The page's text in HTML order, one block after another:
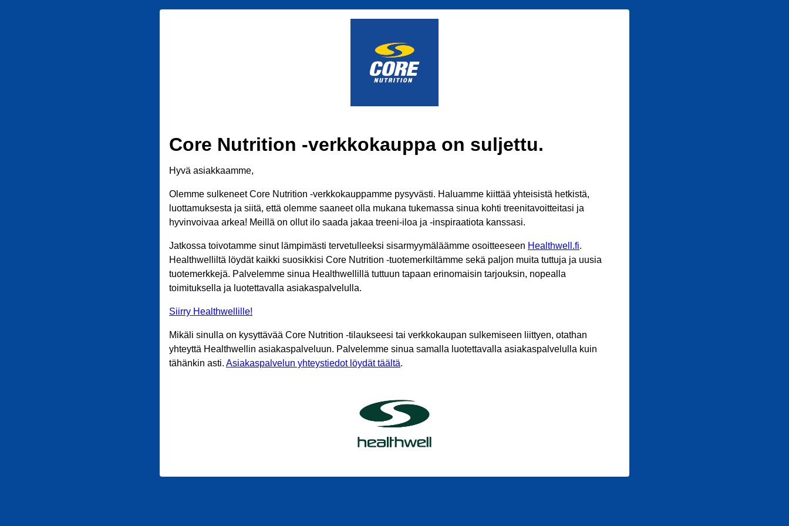
Core Nutrition -verkkokauppa on suljettu.
Hyvä asiakkaamme,
Olemme sulkeneet Core Nutrition -verkkokauppamme pysyvästi. Haluamme kiittää yhteisistä hetkistä,
luottamuksesta ja siitä, että olemme saaneet olla mukana tukemassa sinua kohti treenitavoitteitasi ja
hyvinvoivaa arkea! Meillä on ollut ilo saada jakaa treeni-iloa ja -inspiraatiota kanssasi.
Jatkossa toivotamme sinut lämpimästi tervetulleeksi sisarmyymäläämme osoitteeseen Healthwell.fi.
Healthwelliltä löydät kaikki suosikkisi Core Nutrition -tuotemerkiltämme sekä paljon muita tuttuja ja uusia
tuotemerkkejä. Palvelemme sinua Healthwellillä tuttuun tapaan erinomaisin tarjouksin, nopealla
toimituksella ja luotettavalla asiakaspalvelulla.
Siirry Healthwellille!
Mikäli sinulla on kysyttävää Core Nutrition -tilaukseesi tai verkkokaupan sulkemiseen liittyen, otathan
yhteyttä Healthwellin asiakaspalveluun. Palvelemme sinua samalla luotettavalla asiakaspalvelulla kuin
tähänkin asti. Asiakaspalvelun yhteystiedot löydät täältä.